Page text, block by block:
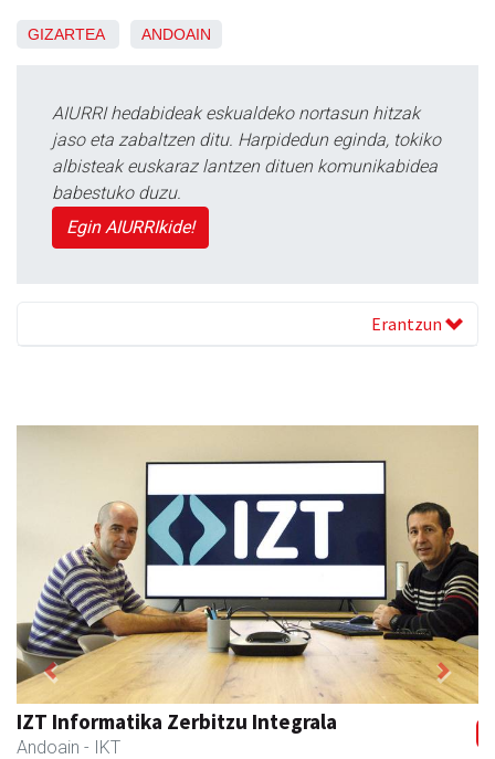
GIZARTEA ANDOAIN
AIURRI hedabideak eskualdeko nortasun hitzak
jaso eta zabaltzen ditu. Harpidedun eginda, tokiko
albisteak euskaraz lantzen dituen komunikabidea
babestuko duzu.
Egin AIURRIkide!
Erantzun
IZT Informatika Zerbitzu Integrala
Andoain - IKT
Previous Next